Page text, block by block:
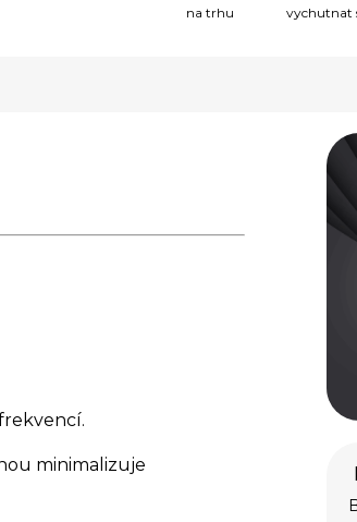
na trhu
vychutnat
minimalizuje